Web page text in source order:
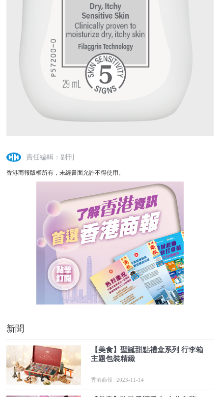
責任編輯：副刊
香港商報版權所有，未經書面允許不得使用。
新聞
【美食】聖誕甜點禮盒系列 行李箱
主題包裝精緻
香港商報 2023-11-14